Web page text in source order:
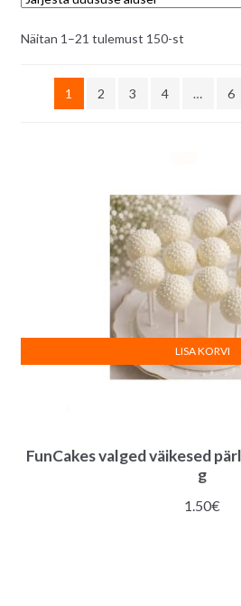
Näitan 1–21 tulemust 150-stSorditud
1
2 3 4 … 6
FunCakes valged väikesed
g
1.50€
LISA KORVI